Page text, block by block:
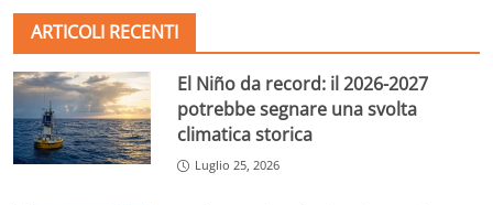
ARTICOLI RECENTI
El Niño da record: il 2026-2027
potrebbe segnare una svolta
climatica storica
Luglio 25, 2026